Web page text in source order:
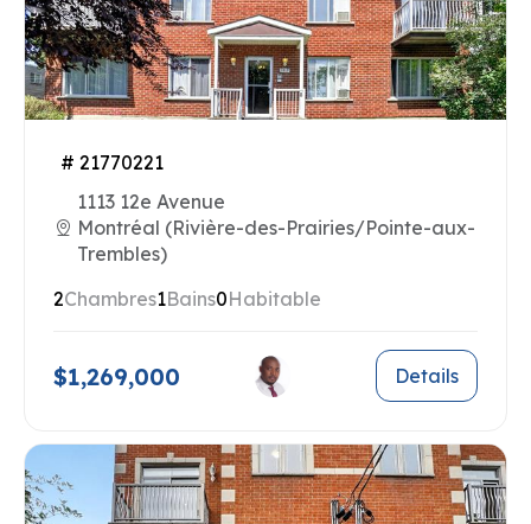
# 21770221
1113 12e Avenue
Montréal (Rivière-des-Prairies/Pointe-aux-
Trembles)
2Chambres1Bains0Habitable
$1,269,000 Details